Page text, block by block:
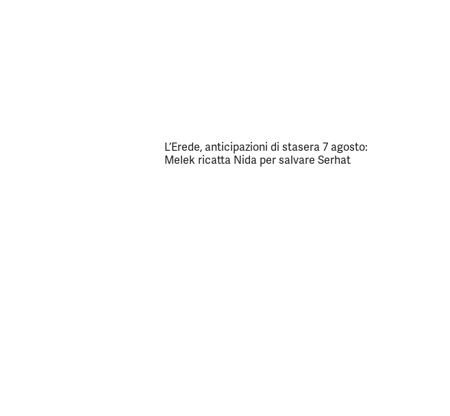
L’Erede, anticipazioni di stasera 7 agosto:
Melek ricatta Nida per salvare Serhat